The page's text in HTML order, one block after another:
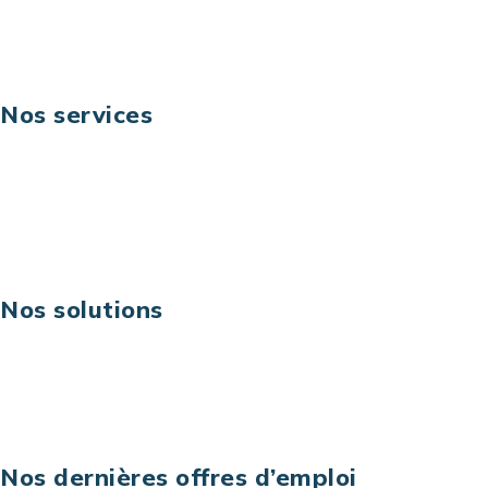
Nos services
Nos solutions
Nos dernières offres d’emploi